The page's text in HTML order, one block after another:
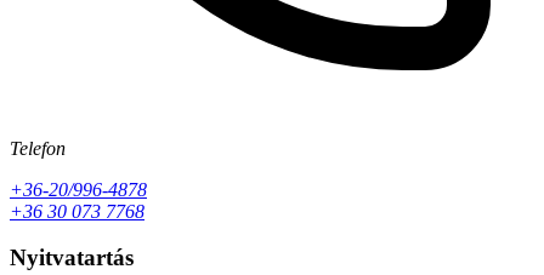
Telefon
+36-20/996-4878
+36 30 073 7768
Nyitvatartás